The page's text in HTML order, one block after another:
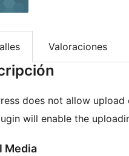
Valoraciones
does not allow upload
will enable the
Media